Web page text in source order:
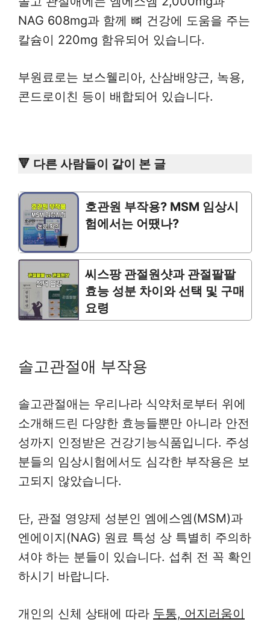
NAG 608mg과 함께 뼈 건강에 도움을 주는
칼슘이 220mg 함유되어 있습니다.
부원료로는 보스웰리아, 산삼배양근, 녹용,
콘드로이친 등이 배합되어 있습니다.
🔻 다른 사람들이 같이 본 글
호관원 부작용? MSM 임상시
험에서는 어땠나?
씨스팡 관절원샷과 관절팔팔
효능 성분 차이와 선택 및 구매
요령
솔고관절애 부작용
솔고관절애는 우리나라 식약처로부터 위에
소개해드린 다양한 효능들뿐만 아니라 안전
성까지 인정받은 건강기능식품입니다. 주성
분들의 임상시험에서도 심각한 부작용은 보
고되지 않았습니다.
단, 관절 영양제 성분인 엠에스엠(MSM)과
엔에이지(NAG) 원료 특성 상 특별히 주의하
셔야 하는 분들이 있습니다. 섭취 전 꼭 확인
하시기 바랍니다.
개인의 신체 상태에 따라 두통, 어지러움이